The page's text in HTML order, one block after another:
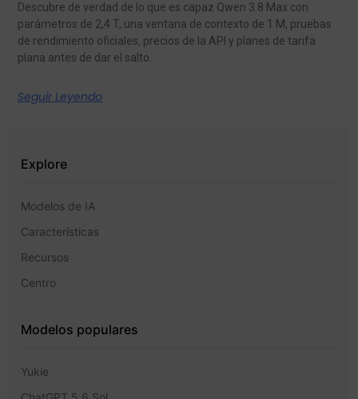
Descubre de verdad de lo que es capaz Qwen 3.8 Max con
parámetros de 2,4 T, una ventana de contexto de 1 M, pruebas
de rendimiento oficiales, precios de la API y planes de tarifa
plana antes de dar el salto.
Seguir Leyendo
Explore
Modelos de IA
Características
Recursos
Centro
Modelos populares
Yukie